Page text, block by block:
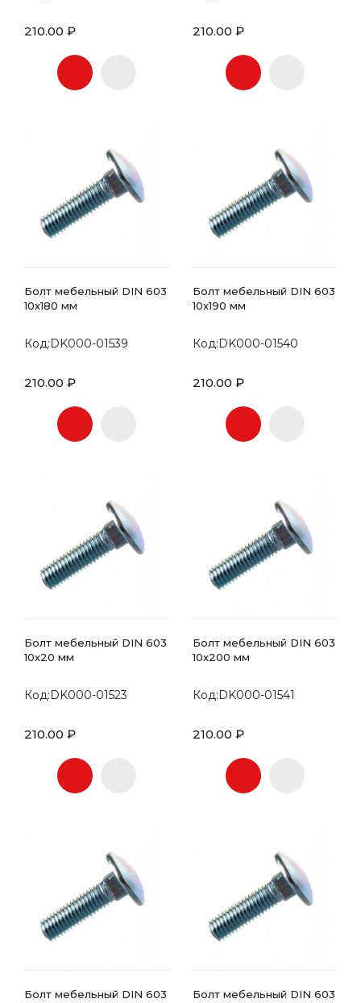
210.00 ₽ 210.00 ₽
Болт мебельный DIN 603
10х180 мм
Код:DK000-01539
210.00 ₽
Болт мебельный DIN 603
10х190 мм
Код:DK000-01540
210.00 ₽
Болт мебельный DIN 603
10х20 мм
Код:DK000-01523
210.00 ₽
Болт мебельный DIN 603
10х200 мм
Код:DK000-01541
210.00 ₽
Болт мебельный DIN 603
Болт мебельный DIN 603